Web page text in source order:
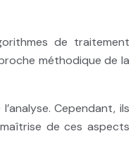
de traitement
méthodique de la
Cependant, ils
de ces aspects